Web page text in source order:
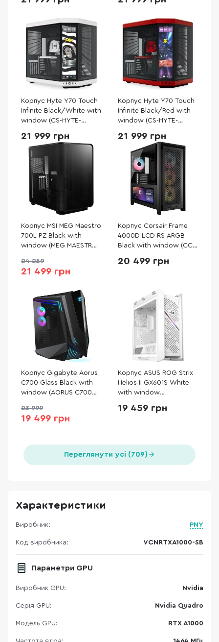
Корпус Hyte Y70 Touch
Infinite Black/White with
window (CS-HYTE-
21 999 грн
Корпус Hyte Y70 Touch
Infinite Black/Red with
window (CS-HYTE-
21 999 грн
Корпус MSI MEG Maestro
700L PZ Black with
window (MEG MAESTRO
24 259
21 499 грн
Корпус Corsair Frame
4000D LCD RS ARGB
Black with window (CC-
20 499 грн
Корпус Gigabyte Aorus
C700 Glass Black with
window (AORUS C700
23 999
19 499 грн
Корпус ASUS ROG Strix
Helios II GX601S White
with window
19 459 грн
Переглянути усі (709)
Характеристики
Виробник: PNY
Код виробника: VCNRTXA1000-SB
Параметри GPU
Виробник GPU: Nvidia
Серія GPU: Nvidia Quadro
Модель GPU: RTX A1000